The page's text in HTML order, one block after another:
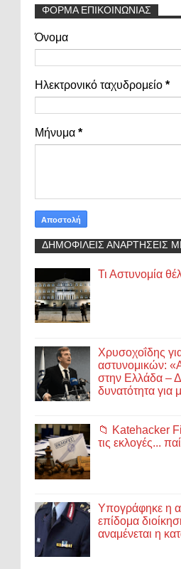
ΦΟΡΜΑ ΕΠΙΚΟΙΝΩΝΙΑΣ
Όνομα
Ηλεκτρονικό ταχυδρομείο *
Μήνυμα *
ΔΗΜΟΦΙΛΕΙΣ ΑΝΑΡΤΗΣΕΙΣ
Τι Αστυνομία
Χρυσοχοΐδης
αστυνομικών:
στην Ελλάδα –
δυνατότητα για
📁 Katehacker
τις εκλογές...
Υπογράφηκε η
επίδομα
αναμένεται η